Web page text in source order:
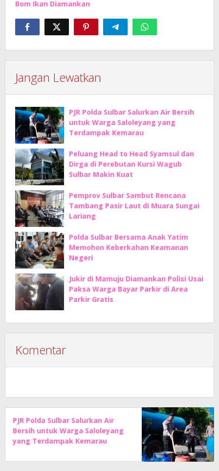
Bom Ikan Diamankan
Jangan Lewatkan
PJR Polda Sulbar Salurkan Air Bersih
untuk Warga Saloleyang yang
Terdampak Kemarau
Peluang Head to Head Syamsul dan
Dirga di Perebutan Kursi Wagub
Sulbar Makin Kuat
Pemprov Sulbar Sambut Rencana
Tambang Pasir Laut di Muara Sungai
Lariang
Polda Sulbar Bersama Anak Yatim
Memohon Keberkahan Keamanan
Negeri
Jukir di Mamuju Diamankan Polisi Usai
Paksa Warga Bayar Parkir di Area
Parkir Gratis
Komentar
PJR Polda Sulbar Salurkan Air
Bersih untuk Warga Saloleyang
yang Terdampak Kemarau